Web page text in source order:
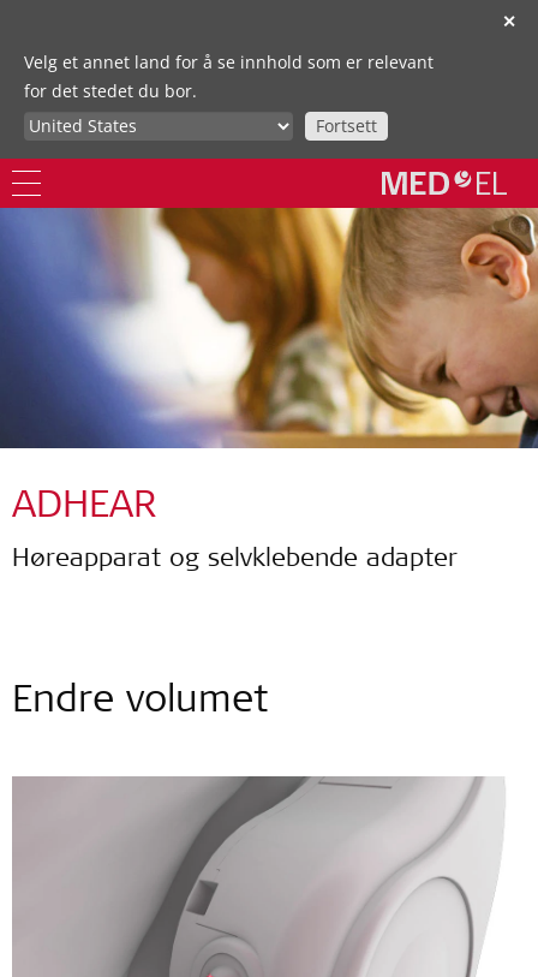
✕
Velg et annet land for å se innhold som er relevant
for det stedet du bor.
Fortsett
ADHEAR
Høreapparat og selvklebende adapter
Endre volumet